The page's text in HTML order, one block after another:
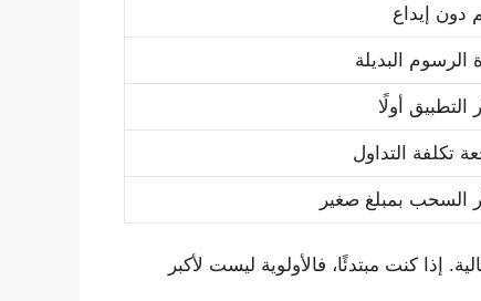
دون إيداع
الرسوم البديلة
التطبيق أولًا
تكلفة التداول
السحب بمبلغ صغير
كنت مبتدئًا، فالأولوية ليست لأكبر